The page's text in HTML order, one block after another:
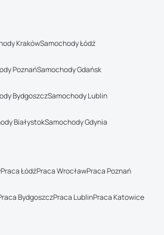
KrakówSamochody Łódź
PoznańSamochody Gdańsk
BydgoszczSamochody Lublin
BiałystokSamochody Gdynia
Praca ŁódźPraca WrocławPraca Poznań
BydgoszczPraca LublinPraca Katowice